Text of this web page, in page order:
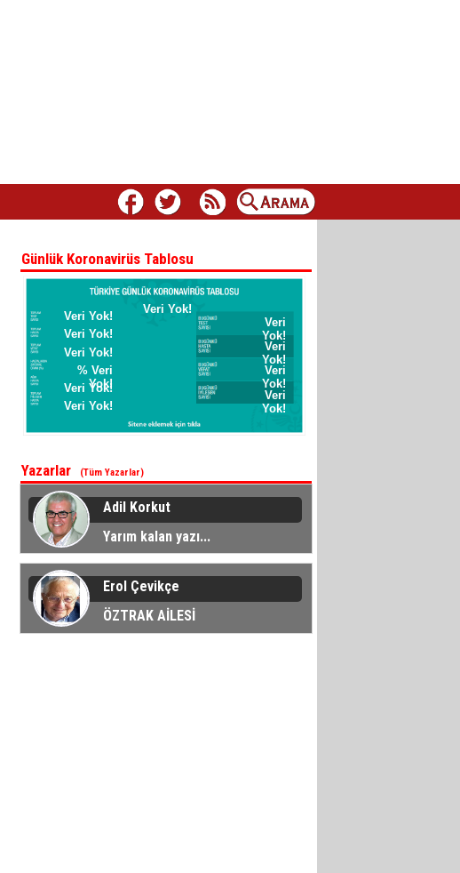
Günlük Koronavirüs Tablosu
Yazarlar (Tüm Yazarlar)
Adil Korkut
Yarım kalan yazı...
Erol Çevikçe
ÖZTRAK AİLESİ